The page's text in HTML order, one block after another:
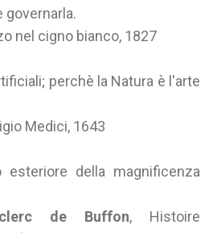
governarla.
nel cigno bianco, 1827
perchè la Natura è l'arte
Medici, 1643
della magnificenza
de Buffon, Histoire